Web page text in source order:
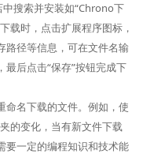
搜索并安装如“Chrono下
载时，点击扩展程序图标，
路径等信息，可在文件名输
后点击“保存”按钮完成下
命名下载的文件。例如，使
的变化，当有新文件下载
要一定的编程知识和技术能